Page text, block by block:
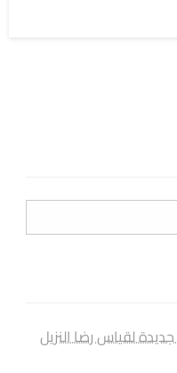
لقياس رضا النزيل